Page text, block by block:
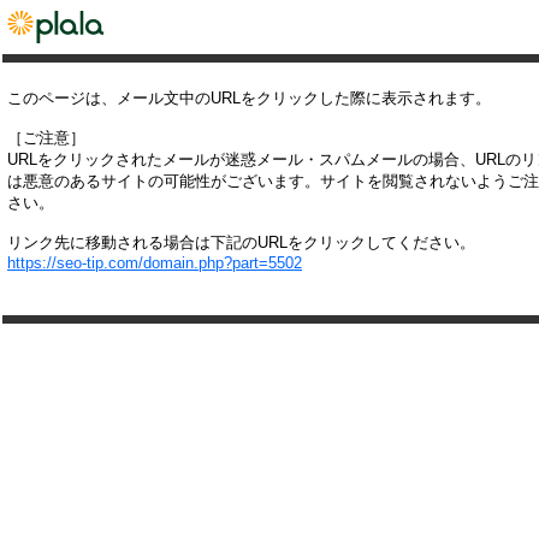
このページは、メール文中のURLをクリックした際に表示されます。
［ご注意］
URLをクリックされたメールが迷惑メール・スパムメールの場合、URLの
は悪意のあるサイトの可能性がございます。サイトを閲覧されないようご
さい。
リンク先に移動される場合は下記のURLをクリックしてください。
https://seo-tip.com/domain.php?part=5502